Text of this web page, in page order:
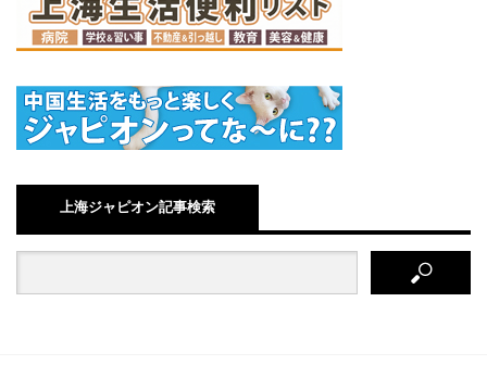
上海ジャピオン記事検索